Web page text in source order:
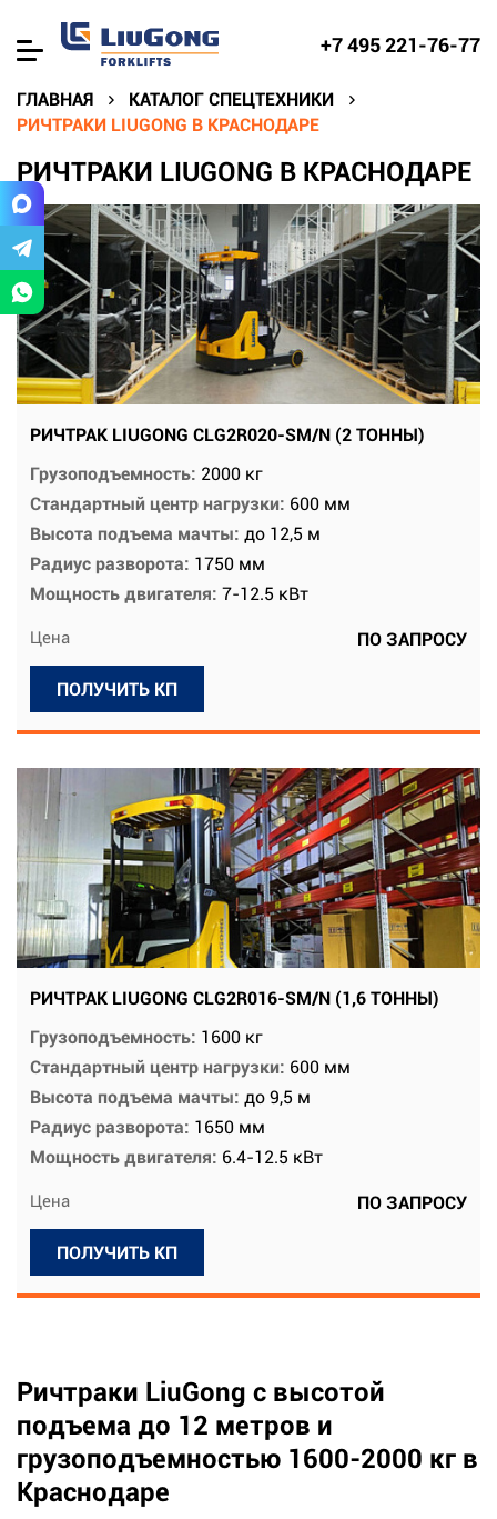
+7 495 221-76-77
ГЛАВНАЯ
КАТАЛОГ СПЕЦТЕХНИКИ
РИЧТРАКИ LIUGONG В КРАСНОДАРЕ
РИЧТРАКИ LIUGONG В КРАСНОДАРЕ
РИЧТРАК LIUGONG CLG2R020-SM/N (2 ТОННЫ)
Грузоподъемность: 2000 кг
Стандартный центр нагрузки: 600 мм
Высота подъема мачты: до 12,5 м
Радиус разворота: 1750 мм
Мощность двигателя: 7-12.5 кВт
Цена ПО ЗАПРОСУ
ПОЛУЧИТЬ КП
РИЧТРАК LIUGONG CLG2R016-SM/N (1,6 ТОННЫ)
Грузоподъемность: 1600 кг
Стандартный центр нагрузки: 600 мм
Высота подъема мачты: до 9,5 м
Радиус разворота: 1650 мм
Мощность двигателя: 6.4-12.5 кВт
Цена ПО ЗАПРОСУ
ПОЛУЧИТЬ КП
Ричтраки LiuGong с высотой
подъема до 12 метров и
грузоподъемностью 1600-2000 кг в
Краснодаре